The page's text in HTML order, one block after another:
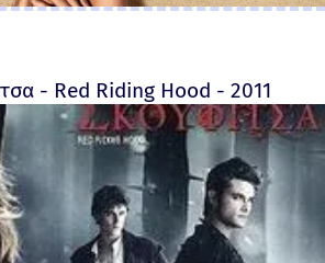
- Red Riding Hood - 2011